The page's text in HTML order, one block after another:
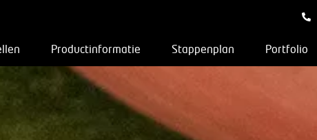
Productinformatie Stappenplan Portfolio